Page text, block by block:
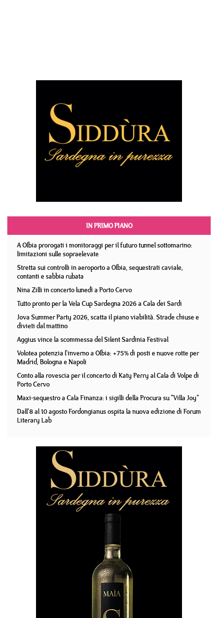
IN PRIMO PIANO
A Olbia prorogati i monitoraggi per il futuro tunnel sottomarino:
limitazioni sulle sopraelevate
Stretta sui controlli in aeroporto a Olbia, sequestrati caviale,
contanti e sabbia rubata
Nina Zilli in concerto lunedì a Porto Cervo
Tutto pronto per la Vela Cup Sardegna 2026 a Cala dei Sardi
Jova Summer Party 2026, scatta il piano viabilità. Strade chiuse e
divieti dal mattino
Aggius vince la scommessa del Silent Sardinia Festival
Volotea potenzia l'inverno a Olbia: +75% di posti e nuove rotte per
Madrid, Bologna e Napoli
Conto alla rovescia per il concerto di Katy Perry al Cala di Volpe di
Porto Cervo
Maxi-sequestro a Cala Finanza: i sigilli della Procura su "Villa Joy"
Dall'8 al 10 agosto Fordongianus ospita la nuova edizione di Forum
Literary Lab